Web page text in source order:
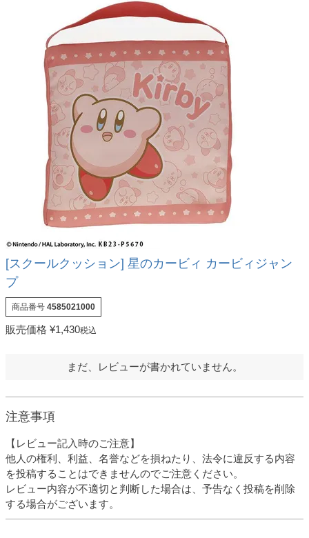
[スクールクッション] 星のカービィ カービィジャン
プ
商品番号 4585021000
販売価格 ¥1,430税込
まだ、レビューが書かれていません。
注意事項
【レビュー記入時のご注意】
他人の権利、利益、名誉などを損ねたり、法令に違反する内容
を投稿することはできませんのでご注意ください。
レビュー内容が不適切と判断した場合は、予告なく投稿を削除
する場合がございます。